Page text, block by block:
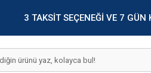
3 TAKSİT SEÇENEĞİ VE 7 GÜN